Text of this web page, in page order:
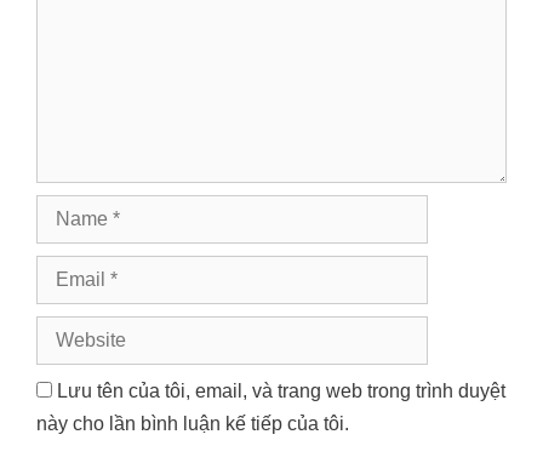
Name
Email
Website
Lưu tên của tôi, email, và trang web trong trình duyệt
này cho lần bình luận kế tiếp của tôi.